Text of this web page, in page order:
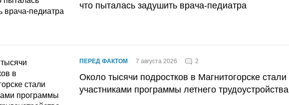
что пыталась задушить врача-педиатра
ПЕРЕД ФАКТОМ 7 августа 2026 2
Около тысячи подростков в Магнитогорске стали
участниками программы летнего трудоустройства